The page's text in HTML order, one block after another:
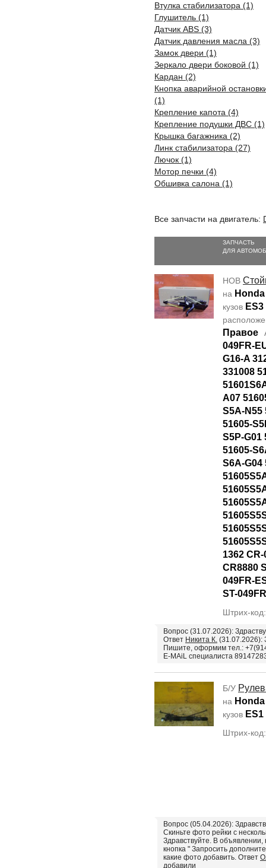
Втулка стабилизатора (1)
Глушитель (1)
Датчик ABS (3)
Датчик давления масла (3)
Замок двери (1)
Зеркало двери боковой (1)
Кардан (2)
Кнопка аварийной
(1)
Крепление капота (4)
Крепление подушки ДВС (1)
Крышка багажника (2)
Линк стабилизатора (27)
Лючок (1)
Мотор печки (4)
Обшивка салона (1)
Все запчасти на двигатель:
ЗАПЧАСТЬ
ДЛЯ
НОВ
на
кузов ES3
Правое
049FR-
G16-A
331008
A07
S5A-N55
51605-
S5P-G01
51605-
S6A-G04
1362
CR8880
049FR-
ST-
Штрих-
Вопрос (31.07.2026):
Ответ Никита К. (31.07.2026):
Пишите, оформим тел.:
E-MAiL специалиста
Б/У
на
кузов ES1
Штрих-
Вопрос (05.04.2026):
Скиньте фото рейки с
Здравствуйте. В объявлении,
кнопка " Запросить
какие фото добавить. Ответ
добавили